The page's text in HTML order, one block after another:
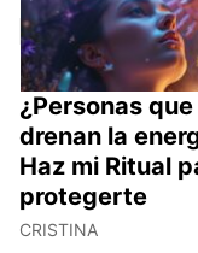
¿Personas
drenan la
Haz mi Ritual
protegerte
CRISTINA